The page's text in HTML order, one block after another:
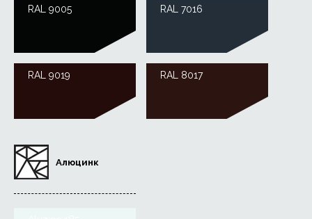
RAL 9005 RAL 7016
RAL 9019 RAL 8017
Алюцинк